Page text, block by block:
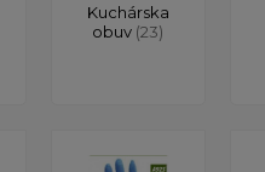
Kuchárska
obuv (23)